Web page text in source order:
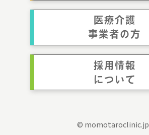
医療介護
事業者の方
採用情報
について
© momotaroclinic.jp